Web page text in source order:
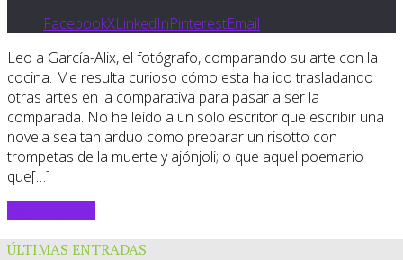
FacebookXLinkedInPinterestEmail
Leo a García-Alix, el fotógrafo, comparando su arte con la
cocina. Me resulta curioso cómo esta ha ido trasladando
otras artes en la comparativa para pasar a ser la
comparada. No he leído a un solo escritor que escribir una
novela sea tan arduo como preparar un risotto con
trompetas de la muerte y ajónjoli; o que aquel poemario
que[…]
ÚLTIMAS ENTRADAS